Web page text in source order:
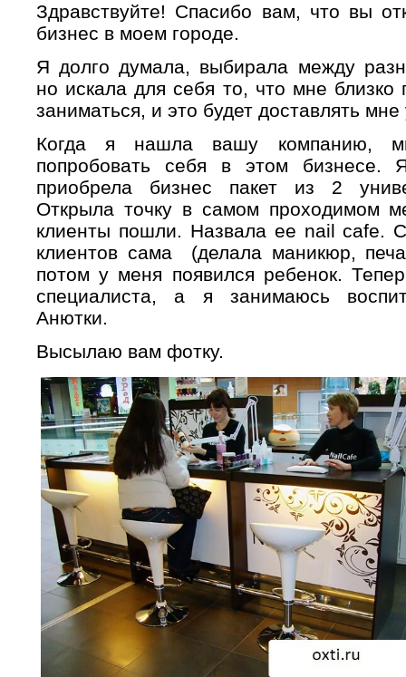
Здравствуйте! Спасибо вам, что вы
бизнес в моем городе.
Я долго думала, выбирала между
но искала для себя то, что мне
заниматься, и это будет доставлять мне
Когда я нашла вашу компанию,
попробовать себя в этом
приобрела бизнес пакет из 2
Открыла точку в самом проходимом
клиенты пошли. Назвала ее nail cafe.
клиентов сама (делала маникюр,
потом у меня появился ребенок.
специалиста, а я занимаюсь
Анютки.
Высылаю вам фотку.